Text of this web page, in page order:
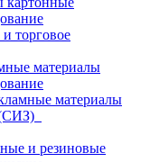
торговое
материалы
материалы
и резиновые